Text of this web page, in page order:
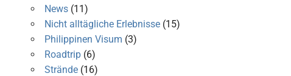
News(11)
Nicht alltägliche Erlebnisse(15)
Philippinen Visum (3)
Roadtrip(6)
Strände(16)